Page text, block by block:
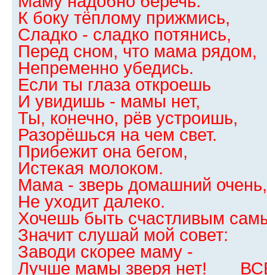
К боку тёплому прижмись,
Сладко - сладко потянись,
Перед сном, что мама рядом,
Непременно убедись.
Если ты глаза откроешь
И увидишь - мамы нет,
Ты, конечно, рёв устроишь,
Разорёшься на чем свет.
Прибежит она бегом,
Истекая молоком.
Мама - зверь домашний очень,
Не уходит далеко.
Хочешь быть счастливым
Значит слушай мой совет:
Заводи скорее маму -
Лучше мамы зверя нет!